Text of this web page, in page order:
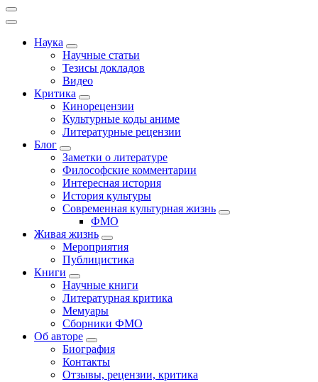
Наука
Научные статьи
Тезисы докладов
Видео
Критика
Кинорецензии
Культурные коды аниме
Литературные рецензии
Блог
Заметки о литературе
Философские комментарии
Интересная история
История культуры
Современная культурная жизнь
ФМО
Живая жизнь
Мероприятия
Публицистика
Книги
Научные книги
Литературная критика
Мемуары
Сборники ФМО
Об авторе
Биография
Контакты
Отзывы, рецензии, критика